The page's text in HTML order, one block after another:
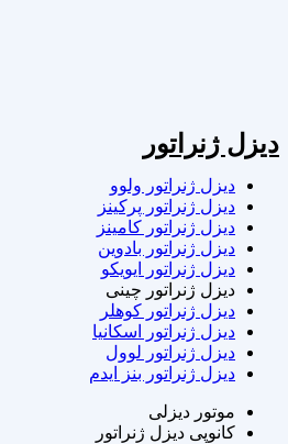
دیزل ژنراتور
دیزل ژنراتور ولوو
دیزل ژنراتور پرکینز
دیزل ژنراتور کامینز
دیزل ژنراتور بادوین
دیزل ژنراتور ایویکو
دیزل ژنراتور چینی
دیزل ژنراتور کوهلر
دیزل ژنراتور اسکانیا
دیزل ژنراتور لوول
دیزل ژنراتور بنز ایدم
موتور دیزلی
کانوپی دیزل ژنراتور